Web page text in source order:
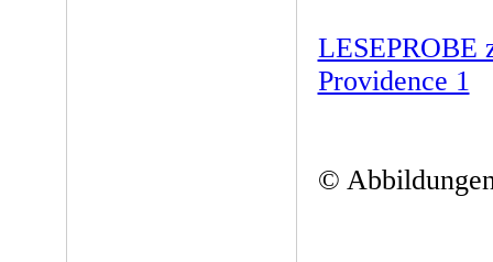
LESEPROBE
Providence 1
©